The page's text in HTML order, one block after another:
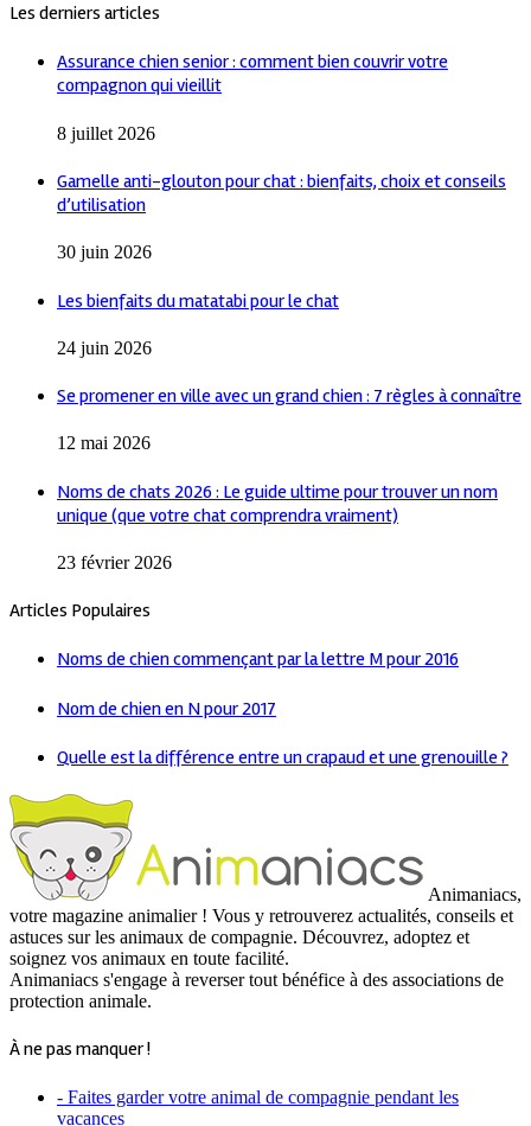
Les derniers articles
Assurance chien senior : comment bien couvrir votre
compagnon qui vieillit
8 juillet 2026
Gamelle anti-glouton pour chat : bienfaits, choix et conseils
d’utilisation
30 juin 2026
Les bienfaits du matatabi pour le chat
24 juin 2026
Se promener en ville avec un grand chien : 7 règles à connaître
12 mai 2026
Noms de chats 2026 : Le guide ultime pour trouver un nom
unique (que votre chat comprendra vraiment)
23 février 2026
Articles Populaires
Noms de chien commençant par la lettre M pour 2016
Nom de chien en N pour 2017
Quelle est la différence entre un crapaud et une grenouille ?
Animaniacs,
votre magazine animalier ! Vous y retrouverez actualités, conseils et
astuces sur les animaux de compagnie. Découvrez, adoptez et
soignez vos animaux en toute facilité.
Animaniacs s'engage à reverser tout bénéfice à des associations de
protection animale.
À ne pas manquer !
- Faites garder votre animal de compagnie pendant les
vacances